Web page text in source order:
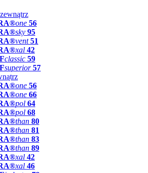
one 56
sky 95
vent 51
xal 42
classic 59
superior 57
one 56
one 66
pol 64
pol 68
than 80
than 81
than 83
than 89
xal 42
xal 46